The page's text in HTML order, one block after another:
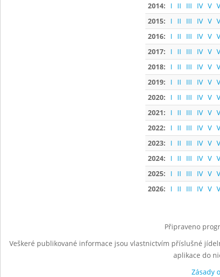
2014:
I II III IV V
2015:
I II III IV V
2016:
I II III IV V
2017:
I II III IV V
2018:
I II III IV V
2019:
I II III IV V
2020:
I II III IV V
2021:
I II III IV V
2022:
I II III IV V
2023:
I II III IV V
2024:
I II III IV V
2025:
I II III IV V
2026:
I II III IV V
Připraveno
Veškeré publikované informace jsou vlastnictvím příslušné
aplikace do
Zásady